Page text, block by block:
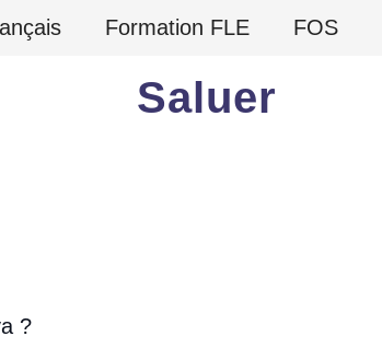
Formation FLE FOS
Saluer
?